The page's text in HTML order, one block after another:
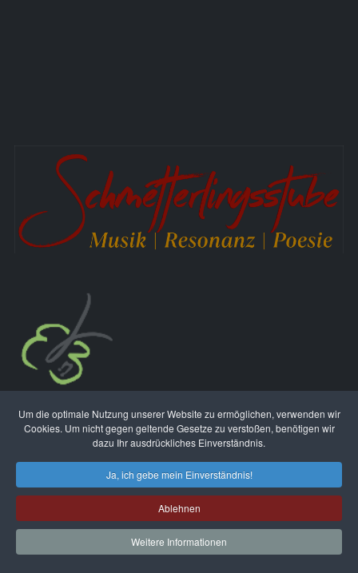
Um die optimale Nutzung unserer Website zu ermöglichen, verwenden wir
Cookies. Um nicht gegen geltende Gesetze zu verstoßen, benötigen wir
dazu Ihr ausdrückliches Einverständnis.
Ja, ich gebe mein Einverständnis!
Ablehnen
Weitere Informationen
In akutenKrisensituationenerreichen Sie 24/7
kostenlos und anonym dieTelefonseelsorge:
0800 111 0 222
Bei Gefahr für Leib und Leben wählen Sie bitte die
112